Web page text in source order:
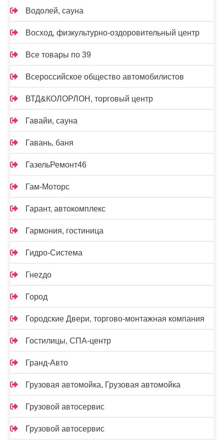
Водолей, сауна
Восход, физкультурно-оздоровительный центр
Все товары по 39
Всероссийское общество автомобилистов
ВТД&КОЛОРЛОН, торговый центр
Гавайи, сауна
Гавань, баня
ГазельРемонт46
Гам-Моторс
Гарант, автокомплекс
Гармония, гостиница
Гидро-Система
Гнеzдо
Город
Городские Двери, торгово-монтажная компания
Гостилицы, СПА-центр
Гранд-Авто
Грузовая автомойка, Грузовая автомойка
Грузовой автосервис
Грузовой автосервис